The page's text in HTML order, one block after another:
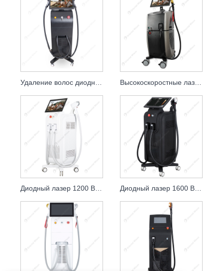
Диодный лазер 1200 Вт 1600 Вт 808 нм Клиника омоложения кожи